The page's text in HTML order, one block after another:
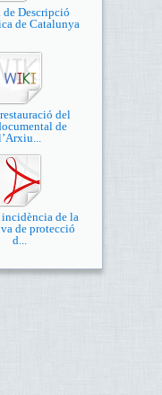
de Descripció
de Catalunya
del
de
incidència de la
de protecció
d...